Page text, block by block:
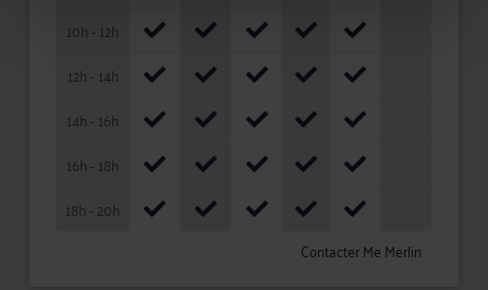
10h - 12h
12h - 14h
14h - 16h
16h - 18h
18h - 20h
Contacter Me Merlin